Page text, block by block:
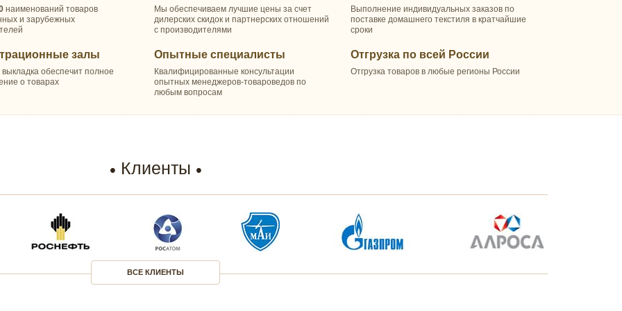
наименований товаров
и зарубежных
залы
обеспечит полное
о товарах
Мы обеспечиваем лучшие цены за счет
дилерских скидок и партнерских отношений
с производителями
Опытные специалисты
Квалифицированные консультации
опытных менеджеров-товароведов по
любым вопросам
Выполнение индивидуальных заказов по
поставке домашнего текстиля в кратчайшие
сроки
Отгрузка по всей России
Отгрузка товаров в любые регионы России
Клиенты
ВСЕ КЛИЕНТЫ